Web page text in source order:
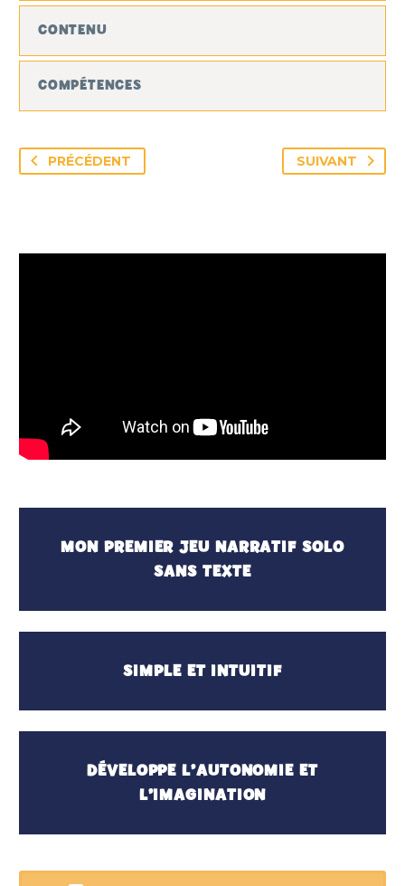
CONTENU
COMPÉTENCES
PRÉCÉDENT SUIVANT
MON PREMIER JEU NARRATIF SOLO
SANS TEXTE
SIMPLE ET INTUITIF
DÉVELOPPE L’AUTONOMIE ET
L’IMAGINATION